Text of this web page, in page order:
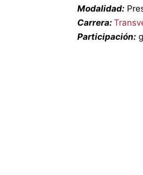
Modalidad:
Carrera:
Participación: